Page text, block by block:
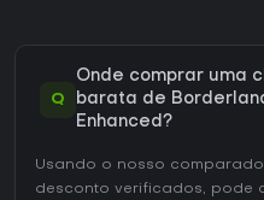
Q
Onde comprar uma
barata de
Enhanced?
Usando o nosso
desconto verificados, pode